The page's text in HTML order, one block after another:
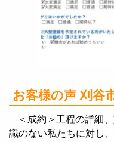
お客様の声 刈谷
＜成約＞工程の詳細
識のない私たちに対し